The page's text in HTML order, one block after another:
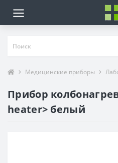
Медицинские приборы
Прибор
heater> белый